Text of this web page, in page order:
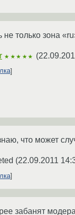
не только зона
★★★★★ (
что может
(22.09.2011
забанят